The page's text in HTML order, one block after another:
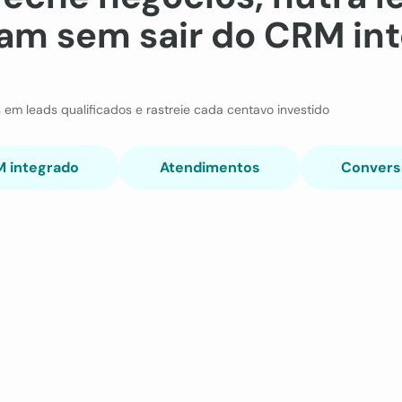
sem sair do CRM
leads qualificados e rastreie cada centavo investido
integrado Atendimentos